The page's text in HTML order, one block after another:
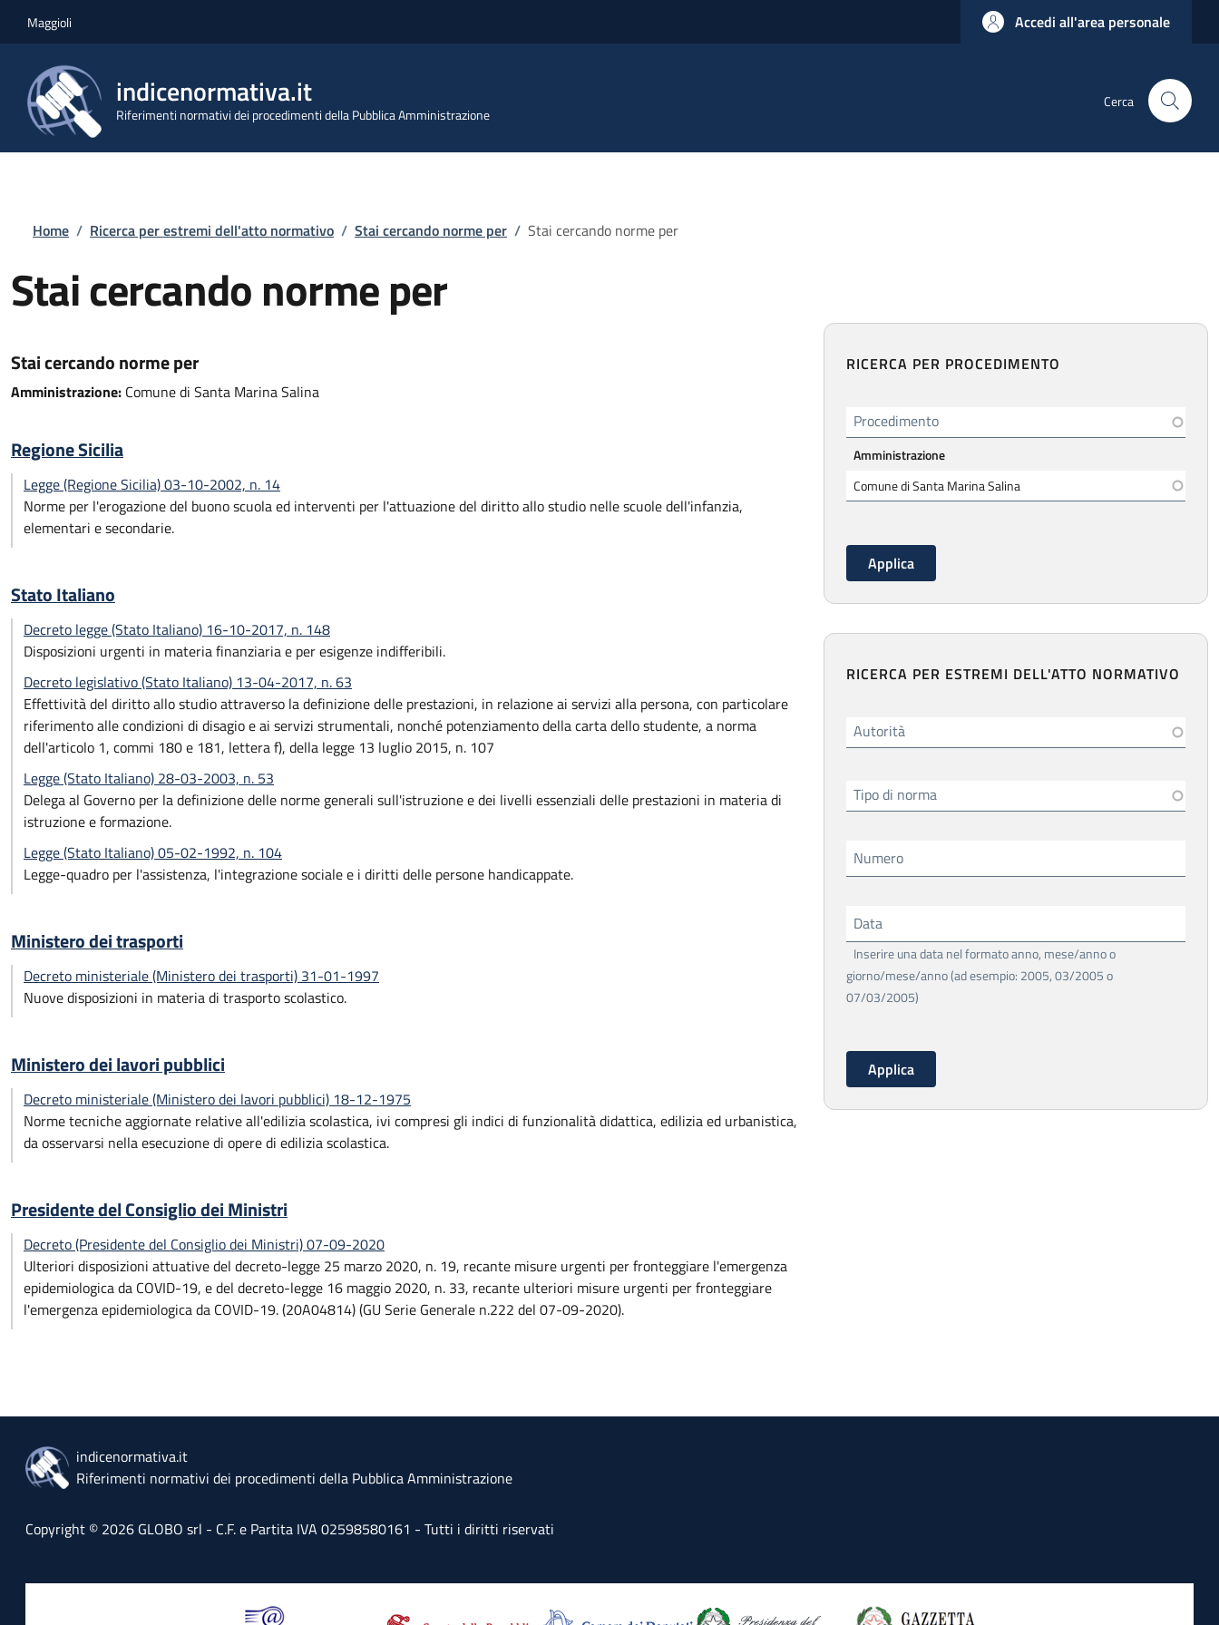
Maggioli Accedi all'area personale
indicenormativa.it
Riferimenti normativi dei procedimenti della Pubblica Amministrazione
Cerca
Briciole di pane
Home / Ricerca per estremi dell'atto normativo / Stai cercando norme per / Stai cercando norme per
Stai cercando norme per
Stai cercando norme per
Amministrazione: Comune di Santa Marina Salina
Regione Sicilia
Legge (Regione Sicilia) 03-10-2002, n. 14
Norme per l'erogazione del buono scuola ed interventi per l'attuazione del diritto allo studio nelle scuole dell'infanzia,
elementari e secondarie.
Stato Italiano
Decreto legge (Stato Italiano) 16-10-2017, n. 148
Disposizioni urgenti in materia finanziaria e per esigenze indifferibili.
Decreto legislativo (Stato Italiano) 13-04-2017, n. 63
Effettività del diritto allo studio attraverso la definizione delle prestazioni, in relazione ai servizi alla persona, con particolare
riferimento alle condizioni di disagio e ai servizi strumentali, nonché potenziamento della carta dello studente, a norma
dell'articolo 1, commi 180 e 181, lettera f), della legge 13 luglio 2015, n. 107
Legge (Stato Italiano) 28-03-2003, n. 53
Delega al Governo per la definizione delle norme generali sull'istruzione e dei livelli essenziali delle prestazioni in materia di
istruzione e formazione.
Legge (Stato Italiano) 05-02-1992, n. 104
Legge-quadro per l'assistenza, l'integrazione sociale e i diritti delle persone handicappate.
Ministero dei trasporti
Decreto ministeriale (Ministero dei trasporti) 31-01-1997
Nuove disposizioni in materia di trasporto scolastico.
Ministero dei lavori pubblici
Decreto ministeriale (Ministero dei lavori pubblici) 18-12-1975
Norme tecniche aggiornate relative all'edilizia scolastica, ivi compresi gli indici di funzionalità didattica, edilizia ed urbanistica,
da osservarsi nella esecuzione di opere di edilizia scolastica.
Presidente del Consiglio dei Ministri
Decreto (Presidente del Consiglio dei Ministri) 07-09-2020
Ulteriori disposizioni attuative del decreto-legge 25 marzo 2020, n. 19, recante misure urgenti per fronteggiare l'emergenza
epidemiologica da COVID-19, e del decreto-legge 16 maggio 2020, n. 33, recante ulteriori misure urgenti per fronteggiare
l'emergenza epidemiologica da COVID-19. (20A04814) (GU Serie Generale n.222 del 07-09-2020).
RICERCA PER PROCEDIMENTO
Procedimento
Amministrazione
RICERCA PER ESTREMI DELL'ATTO NORMATIVO
Autorità
Tipo di norma
Numero
Data
Inserire una data nel formato anno, mese/anno o
giorno/mese/anno (ad esempio: 2005, 03/2005 o
07/03/2005)
indicenormativa.it
Riferimenti normativi dei procedimenti della Pubblica Amministrazione
Copyright © 2026 GLOBO srl - C.F. e Partita IVA 02598580161 - Tutti i diritti riservati